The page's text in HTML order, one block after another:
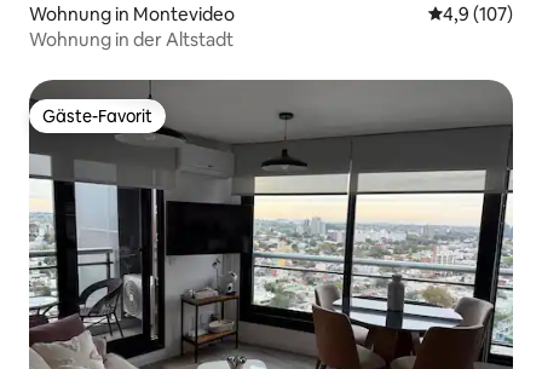
Wohnung in Montevideo
4,9 (107)
Wohnung in der Altstadt
Gäste-Favorit
Gäste-Favorit